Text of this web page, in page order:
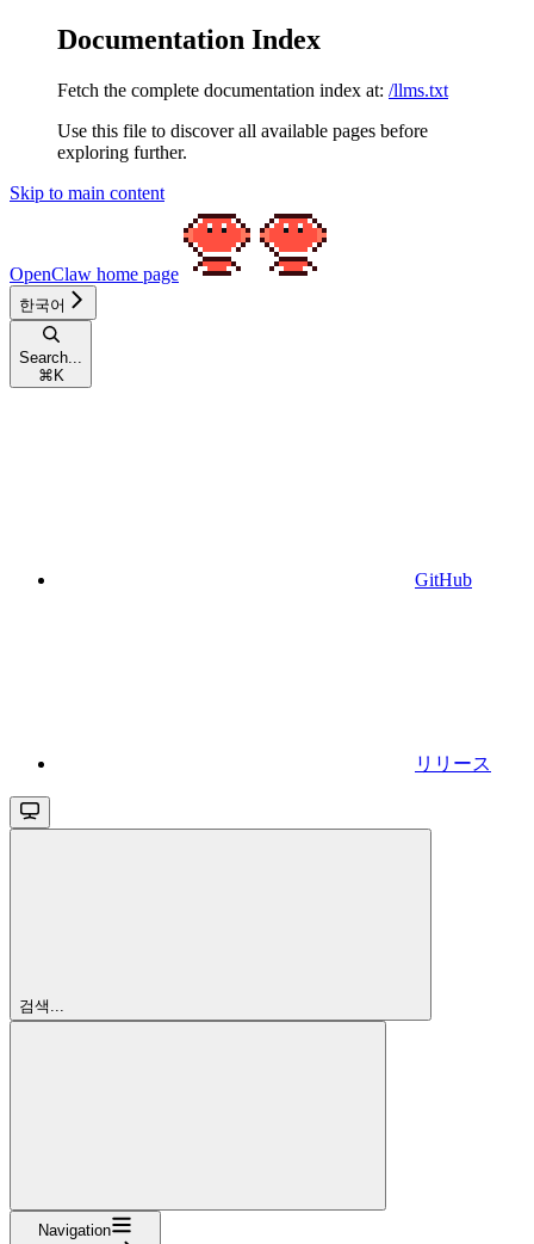
Documentation Index
Fetch the complete documentation index at: /llms.txt
Use this file to discover all available pages before
exploring further.
Skip to main content
OpenClaw home page
한국어
Search...
⌘ K
GitHub
リリース
검색...
Navigation